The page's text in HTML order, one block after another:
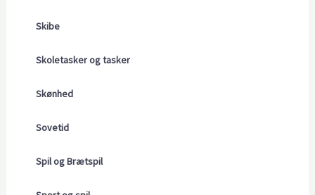
Skibe
Skoletasker og tasker
Skønhed
Sovetid
Spil og Brætspil